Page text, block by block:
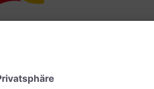
ACTIVE BEAUTY